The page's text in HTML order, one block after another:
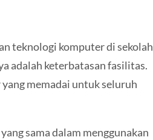
teknologi komputer di sekolah
adalah keterbatasan fasilitas.
memadai untuk seluruh
sama dalam menggunakan